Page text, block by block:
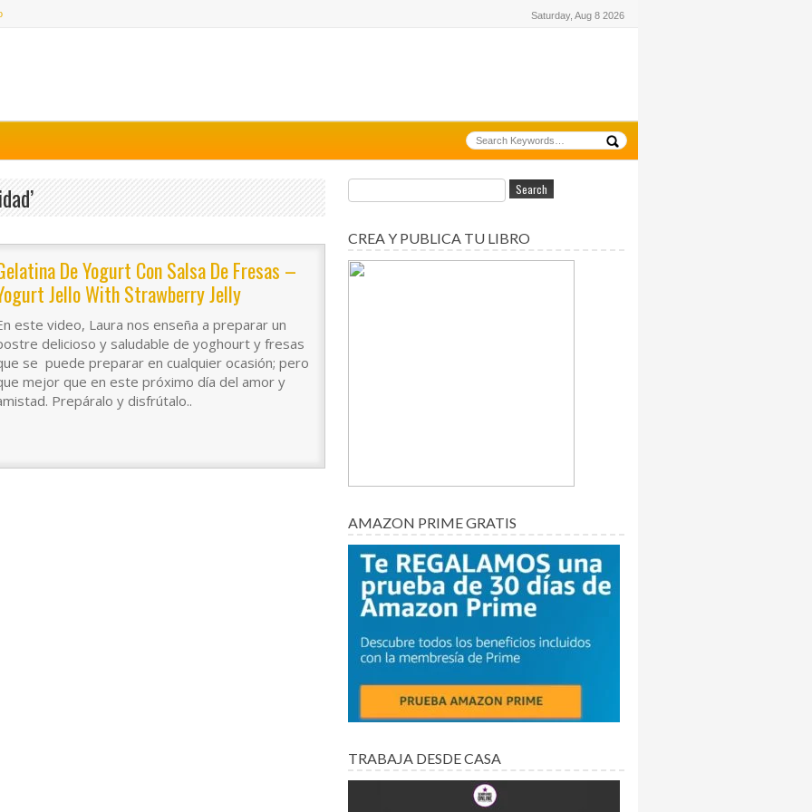
Saturday, Aug 8 2026
De Yogurt Con Salsa De Fresas –
Jello With Strawberry Jelly
este video, Laura nos enseña a preparar un
delicioso y saludable de yoghourt y fresas
se puede preparar en cualquier ocasión; pero
mejor que en este próximo día del amor y
Prepáralo y disfrútalo..
CREA Y PUBLICA TU LIBRO
AMAZON PRIME GRATIS
TRABAJA DESDE CASA